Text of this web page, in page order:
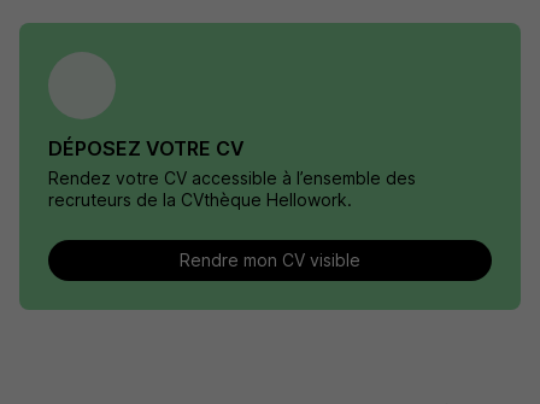
DÉPOSEZ VOTRE CV
Rendez votre CV accessible à l’ensemble des
recruteurs de la CVthèque Hellowork.
Rendre mon CV visible